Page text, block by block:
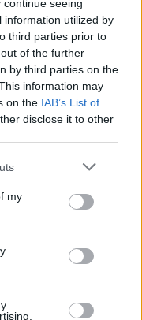
seeing
information utilized by
third parties prior to
of the further
by third parties on the
information may
on the IAB’s List of
disclose it to other
one or more Google
You may click to
third-party tags to
in below Google
my